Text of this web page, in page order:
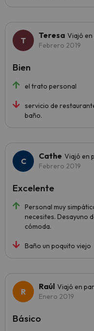
Teresa Viajó
Febrero 2019
el trato personal
servicio de
baño.
Bien
Cathe Viajó en
Febrero 2019
Personal muy
necesites. Desayuno
cómoda.
Baño un poquito viejo
Excelente
Raúl Viajó en
Enero 2019
Básico